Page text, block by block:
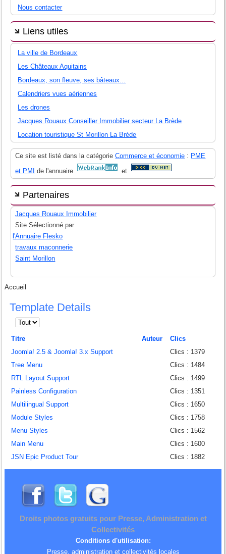
Nous contacter
Liens utiles
La ville de Bordeaux
Les Châteaux Aquitains
Bordeaux, son fleuve, ses bâteaux...
Calendriers vues aériennes
Les drones
Jacques Rouaux Conseiller Immobilier secteur La Brède
Location touristique St Morillon La Brède
Ce site est listé dans la catégorieCommerce et économie : PME
et PMI
de l'annuaire et
Partenaires
Jacques Rouaux Immobilier
Site Sélectionné par
l'Annuaire Flesko
travaux maconnerie
Saint Morillon
Accueil
Template Details
Affichage
Titre Auteur
Clics
Joomla! 2.5 & Joomla! 3.x Support
Clics : 1379
Tree Menu
Clics : 1484
RTL Layout Support
Clics : 1499
Painless Configuration
Clics : 1351
Multilingual Support
Clics : 1650
Module Styles
Clics : 1758
Menu Styles
Clics : 1562
Main Menu
Clics : 1600
JSN Epic Product Tour
Clics : 1882
Droits photos gratuits pour Presse, Administration et
Collectivités
Conditions d'utilisation:
Presse, administration et collectivités locales